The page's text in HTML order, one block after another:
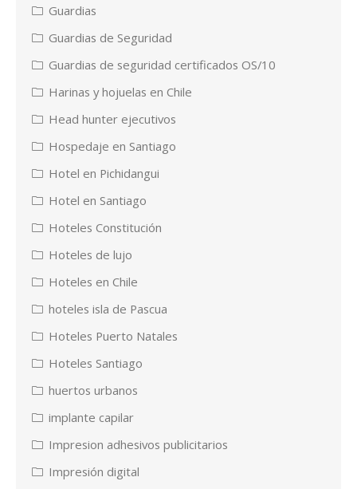
Guardias
Guardias de Seguridad
Guardias de seguridad certificados OS/10
Harinas y hojuelas en Chile
Head hunter ejecutivos
Hospedaje en Santiago
Hotel en Pichidangui
Hotel en Santiago
Hoteles Constitución
Hoteles de lujo
Hoteles en Chile
hoteles isla de Pascua
Hoteles Puerto Natales
Hoteles Santiago
huertos urbanos
implante capilar
Impresion adhesivos publicitarios
Impresión digital